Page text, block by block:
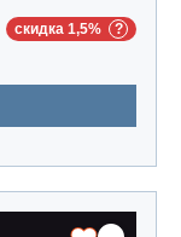
скидка 1,5%